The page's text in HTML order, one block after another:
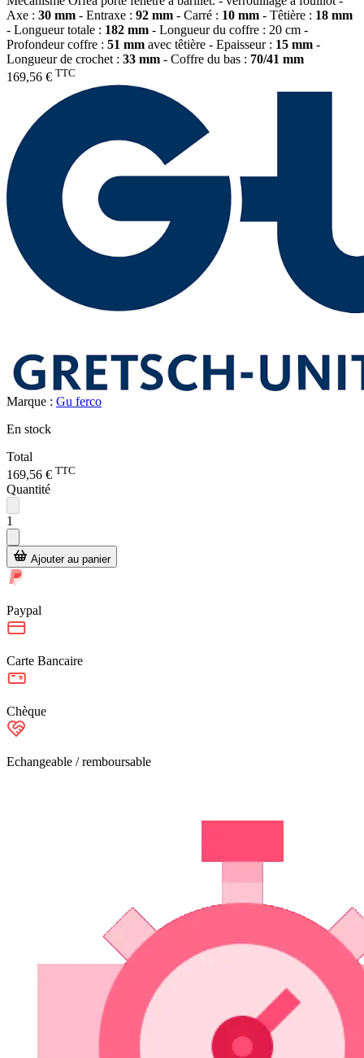
Axe : 30 mm - Entraxe : 92 mm - Carré : 10 mm - Têtière : 18 mm
- Longueur totale : 182 mm - Longueur du coffre : 20 cm -
Profondeur coffre : 51 mm avec têtière - Epaisseur : 15 mm -
Longueur de crochet : 33 mm - Coffre du bas : 70/41 mm
169,56 € TTC
Marque : Gu ferco
En stock
Total
169,56 € TTC
Quantité
1
Ajouter au panier
Paypal
Carte Bancaire
Chèque
Echangeable / remboursable